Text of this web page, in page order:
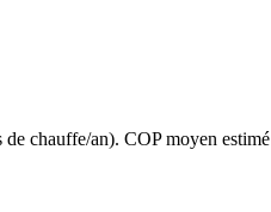
chauffe/an). COP moyen estimé